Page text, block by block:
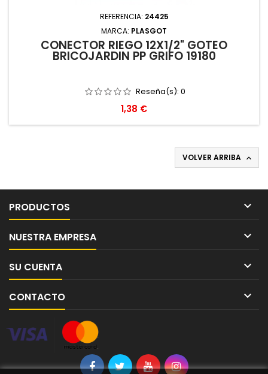
REFERENCIA: 24425
MARCA: PLASGOT
CONECTOR RIEGO 12X1/2" GOTEO
BRICOJARDIN PP GRIFO 19180
Reseña(s): 0
Precio
1,38 €
VOLVER ARRIBA 
PRODUCTOS 
NUESTRA EMPRESA 
SU CUENTA 
CONTACTO 